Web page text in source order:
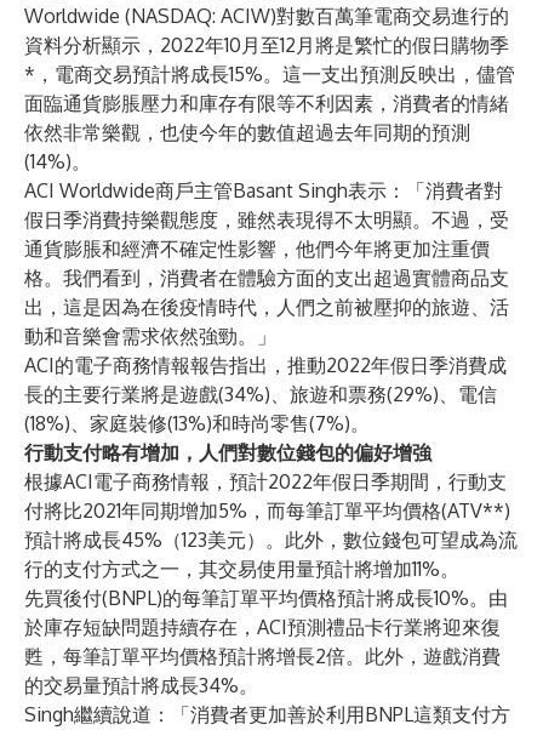
Worldwide (NASDAQ: ACIW)對數百萬筆電商交易進行的
資料分析顯示，2022年10月至12月將是繁忙的假日購物季
*，電商交易預計將成長15%。這一支出預測反映出，儘管
面臨通貨膨脹壓力和庫存有限等不利因素，消費者的情緒
依然非常樂觀，也使今年的數值超過去年同期的預測
(14%)。
ACI Worldwide商戶主管Basant Singh表示：「消費者對
假日季消費持樂觀態度，雖然表現得不太明顯。不過，受
通貨膨脹和經濟不確定性影響，他們今年將更加注重價
格。我們看到，消費者在體驗方面的支出超過實體商品支
出，這是因為在後疫情時代，人們之前被壓抑的旅遊、活
動和音樂會需求依然強勁。」
ACI的電子商務情報報告指出，推動2022年假日季消費成
長的主要行業將是遊戲(34%)、旅遊和票務(29%)、電信
(18%)、家庭裝修(13%)和時尚零售(7%)。
行動支付略有增加，人們對數位錢包的偏好增強
根據ACI電子商務情報，預計2022年假日季期間，行動支
付將比2021年同期增加5%，而每筆訂單平均價格(ATV**)
預計將成長45%（123美元）。此外，數位錢包可望成為流
行的支付方式之一，其交易使用量預計將增加11%。
先買後付(BNPL)的每筆訂單平均價格預計將成長10%。由
於庫存短缺問題持續存在，ACI預測禮品卡行業將迎來復
甦，每筆訂單平均價格預計將增長2倍。此外，遊戲消費
的交易量預計將成長34%。
Singh繼續說道：「消費者更加善於利用BNPL這類支付方